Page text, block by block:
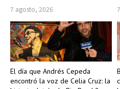
7 agosto, 2026
El día que Andrés Cepeda
encontró la voz de Celia Cruz: la